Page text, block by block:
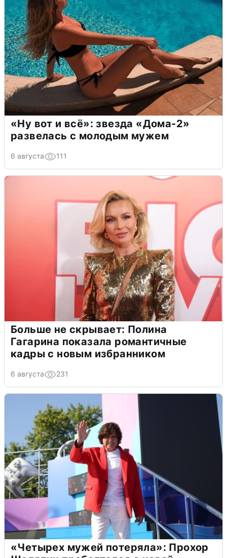
«Ну вот и всё»: звезда «Дома-2»
развелась с молодым мужем
6 августа 111
Больше не скрывает: Полина
Гагарина показала романтичные
кадры с новым избранником
6 августа 231
«Четырех мужей потеряла»: Прохор